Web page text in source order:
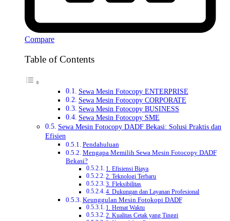
Compare
Table of Contents
Sewa Mesin Fotocopy ENTERPRISE
Sewa Mesin Fotocopy CORPORATE
Sewa Mesin Fotocopy BUSINESS
Sewa Mesin Fotocopy SME
Sewa Mesin Fotocopy DADF Bekasi: Solusi Praktis dan
Efisien
Pendahuluan
Mengapa Memilih Sewa Mesin Fotocopy DADF
Bekasi?
1. Efisiensi Biaya
2. Teknologi Terbaru
3. Fleksibilitas
4. Dukungan dan Layanan Profesional
Keunggulan Mesin Fotokopi DADF
1. Hemat Waktu
2. Kualitas Cetak yang Tinggi